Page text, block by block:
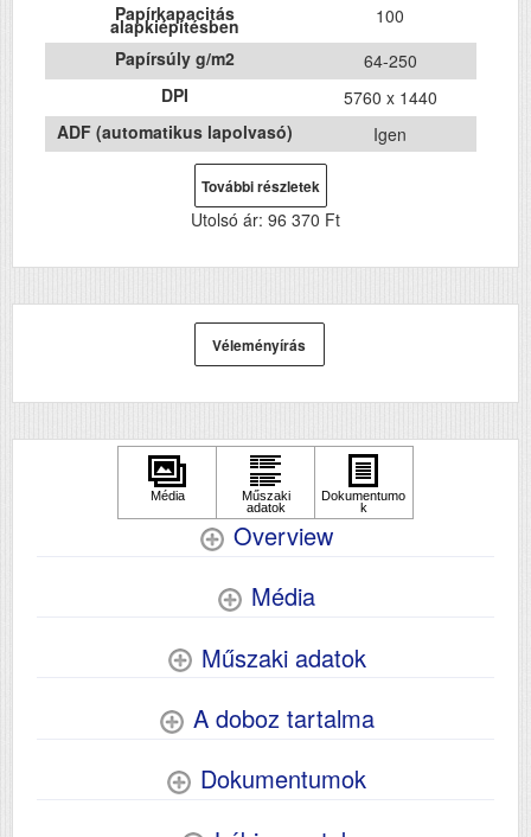
Papírkapacitás
alapkiépítésben
100
Papírsúly g/m2
64-250
DPI
5760 x 1440
ADF (automatikus lapolvasó)
Igen
DADF (automatikus
kétoldalas lapolvasás)
Méret
Súly (kg)
Papír méret
A4
Technológia
tintasugaras
ecotank
Hálozat
Igen
Wifi
További részletek
Utolsó ár: 96 370 Ft
Véleményírás
Overview
Média
Műszaki adatok
A doboz tartalma
Dokumentumok